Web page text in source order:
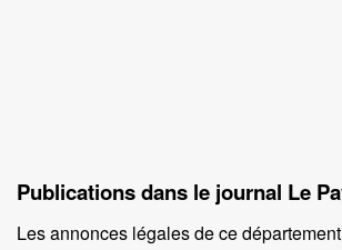
Publications dans le journal Le
Les annonces légales de ce